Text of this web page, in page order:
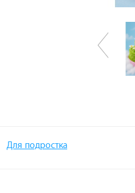
Для подростка